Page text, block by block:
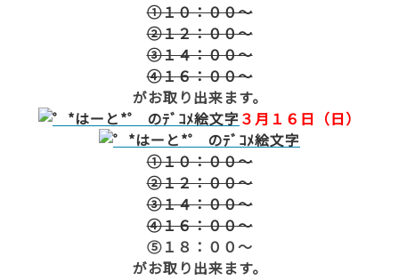
①１０：００～
②１２：００～
③１４：００～
④１６：００～
がお取り出来ます。
３月１６日（日）
①１０：００～
②１２：００～
③１４：００～
④１６：００～
⑤１８：００～
がお取り出来ます。